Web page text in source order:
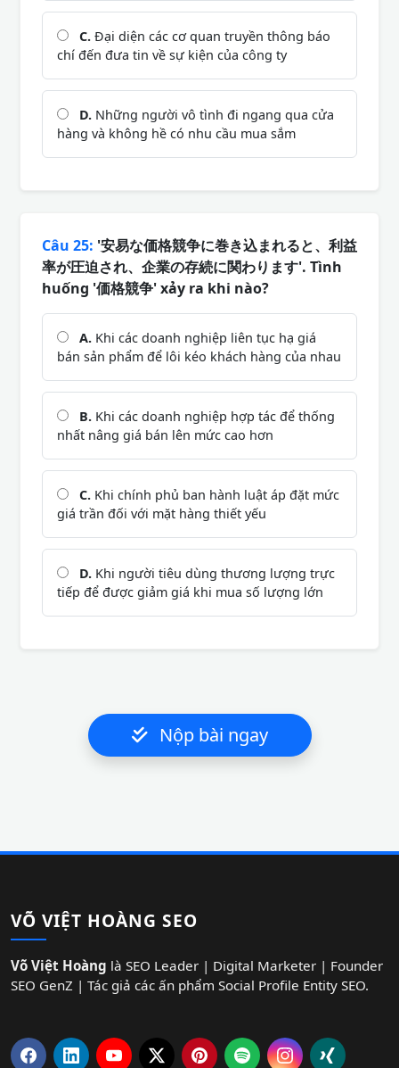
C. Đại diện các cơ quan truyền thông báo
chí đến đưa tin về sự kiện của công ty
D. Những người vô tình đi ngang qua cửa
hàng và không hề có nhu cầu mua sắm
Câu 25: '安易な価格競争に巻き込まれると、利益
率が圧迫され、企業の存続に関わります'. Tình
huống '価格競争' xảy ra khi nào?
A. Khi các doanh nghiệp liên tục hạ giá
bán sản phẩm để lôi kéo khách hàng của nhau
B. Khi các doanh nghiệp hợp tác để thống
nhất nâng giá bán lên mức cao hơn
C. Khi chính phủ ban hành luật áp đặt mức
giá trần đối với mặt hàng thiết yếu
D. Khi người tiêu dùng thương lượng trực
tiếp để được giảm giá khi mua số lượng lớn
Nộp bài ngay
VÕ VIỆT HOÀNG SEO
Võ Việt Hoàng là SEO Leader | Digital Marketer | Founder
SEO GenZ | Tác giả các ấn phẩm Social Profile Entity SEO.